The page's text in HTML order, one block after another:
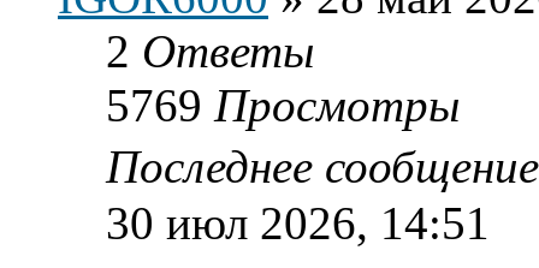
2 Ответы
5769 Просмотры
Последнее
30 июл 2026, 14:51